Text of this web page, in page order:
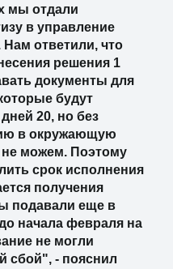
мы отдали
в управление
ответили, что
решения 1
документы для
будут
20, но без
в окружающую
можем. Поэтому
срок исполнения
получения
подавали еще в
начала февраля на
не могли
сбой", - пояснил